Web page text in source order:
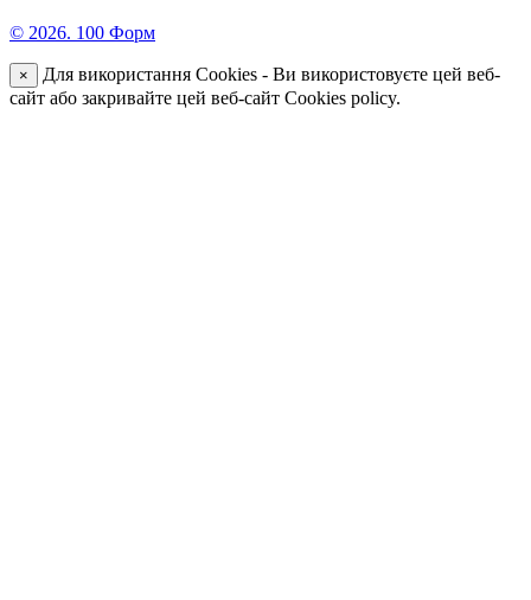
© 2026. 100 Форм
×
Для використання Cookies - Ви використовуєте цей веб-
сайт або закривайте цей веб-сайт Cookies policy.